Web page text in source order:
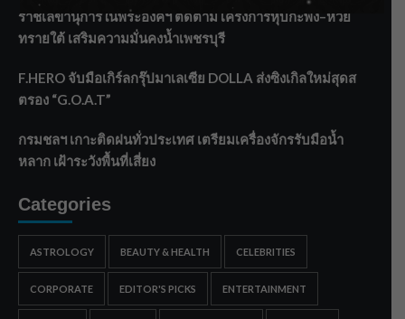
ราชเลขานุการในพระองค์ฯ ติดตามโครงการหุบกะพง–ห้วย
ทรายใต้ เสริมความมั่นคงน้ำเพชรบุรี
F.HERO จับมือเกิร์ลกรุ๊ปมาเลเซีย DOLLA ส่งซิงเกิลใหม่สุดส
ตรอง “G.O.A.T”
กรมชลฯ เกาะติดฝนทั่วประเทศ เตรียมเครื่องจักรรับมือน้ำ
หลาก เฝ้าระวังพื้นที่เสี่ยง
Categories
ASTROLOGY BEAUTY & HEALTH CELEBRITIES
CORPORATE EDITOR'S PICKS ENTERTAINMENT